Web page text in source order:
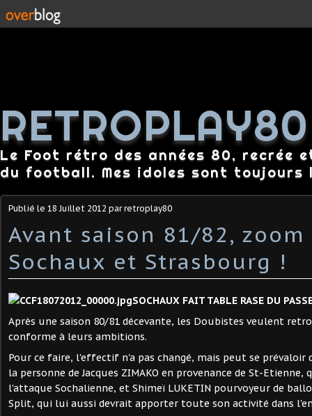
RETROPLAY80
Le Foot rétro des années 80, recrée
du football. Mes idoles sont toujours
Publié le 18 Juillet 2012 par retroplay80
Avant saison 81/82,
Sochaux et Strasbourg !
SOCHAUX FAIT TABLE RASE DU
Après une saison 80/81 décevante, les Doubistes veulent
conforme à leurs ambitions.
Pour ce faire, l'effectif n'a pas changé, mais peut se prévaloir
la personne de Jacques ZIMAKO en provenance de St-Etienne,
l'attaque Sochalienne, et Shimeï LUKETIN pourvoyeur de
Split, qui lui aussi devrait apporter toute son activité dans